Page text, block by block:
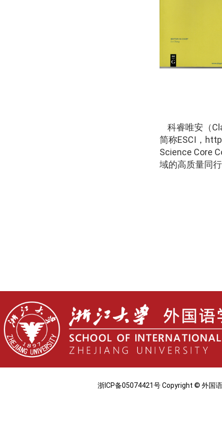
科睿唯安（
简称ESCI ，
Science Core
域的高质量同
浙ICP备05074421号 Copyright © 外国